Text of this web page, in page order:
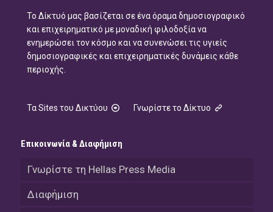
Το Δίκτυό μας βασίζεται σε ένα όραμα δημοσιογραφικό
και επιχειρηματικό με μοναδική φιλοδοξία να
ενημερώσει τον κόσμο και να συνενώσει τις υγιείς
δημοσιογραφικές και επιχειρηματικές δυνάμεις κάθε
περιοχής.
Τα Sites του Δικτύου Γνωρίστε το Δίκτυο
Επικοινωνία & Διαφήμιση
Γνωρίστε τη Hellas Press Media
Διαφήμιση